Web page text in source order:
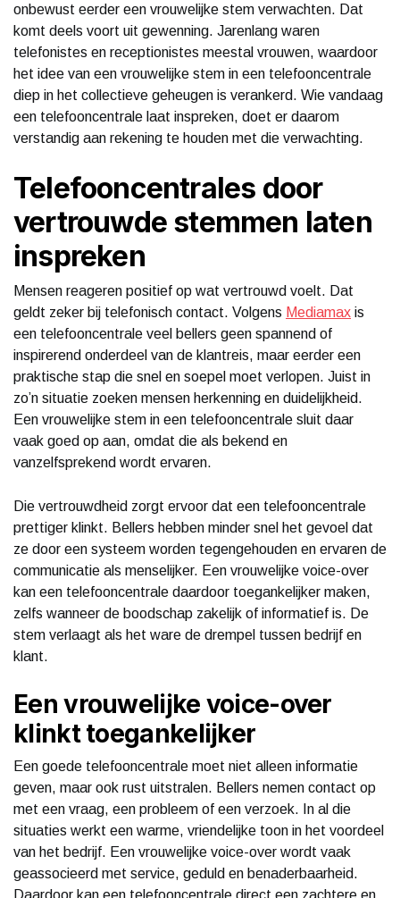
onbewust eerder een vrouwelijke stem verwachten. Dat
komt deels voort uit gewenning. Jarenlang waren
telefonistes en receptionistes meestal vrouwen, waardoor
het idee van een vrouwelijke stem in een telefooncentrale
diep in het collectieve geheugen is verankerd. Wie vandaag
een telefooncentrale laat inspreken, doet er daarom
verstandig aan rekening te houden met die verwachting.
Telefooncentrales door
vertrouwde stemmen laten
inspreken
Mensen reageren positief op wat vertrouwd voelt. Dat
geldt zeker bij telefonisch contact. Volgens Mediamax is
een telefooncentrale veel bellers geen spannend of
inspirerend onderdeel van de klantreis, maar eerder een
praktische stap die snel en soepel moet verlopen. Juist in
zo’n situatie zoeken mensen herkenning en duidelijkheid.
Een vrouwelijke stem in een telefooncentrale sluit daar
vaak goed op aan, omdat die als bekend en
vanzelfsprekend wordt ervaren.
Die vertrouwdheid zorgt ervoor dat een telefooncentrale
prettiger klinkt. Bellers hebben minder snel het gevoel dat
ze door een systeem worden tegengehouden en ervaren de
communicatie als menselijker. Een vrouwelijke voice-over
kan een telefooncentrale daardoor toegankelijker maken,
zelfs wanneer de boodschap zakelijk of informatief is. De
stem verlaagt als het ware de drempel tussen bedrijf en
klant.
Een vrouwelijke voice-over
klinkt toegankelijker
Een goede telefooncentrale moet niet alleen informatie
geven, maar ook rust uitstralen. Bellers nemen contact op
met een vraag, een probleem of een verzoek. In al die
situaties werkt een warme, vriendelijke toon in het voordeel
van het bedrijf. Een vrouwelijke voice-over wordt vaak
geassocieerd met service, geduld en benaderbaarheid.
Daardoor kan een telefooncentrale direct een zachtere en